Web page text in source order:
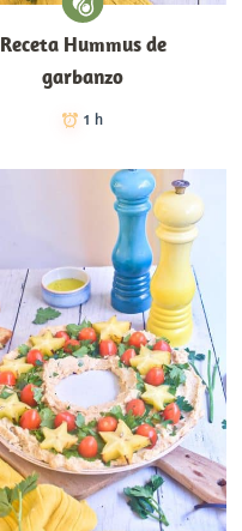
Receta Hummus de
garbanzo
1 h